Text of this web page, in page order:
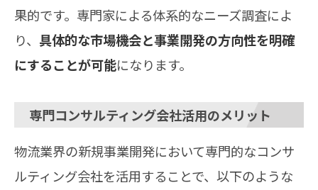
果的です。専門家による体系的なニーズ調査によ
り、 具体的な市場機会と事業開発の方向性を明確
にすることが可能になります。
専門コンサルティング会社活用のメリット
物流業界の新規事業開発において専門的なコンサ
ルティング会社を活用することで、以下のような